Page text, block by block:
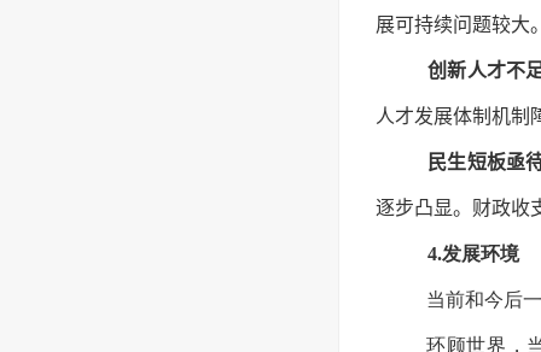
展可持续问题较大
创新人才不
人才发展体制机制
民生短板亟
逐步凸显。财政收
4.发展环境
当前和今后
环顾世界，